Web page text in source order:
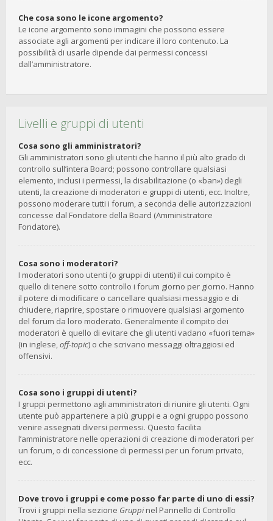
Che cosa sono le icone argomento?
Le icone argomento sono immagini che possono essere
associate agli argomenti per indicare il loro contenuto. La
possibilità di usarle dipende dai permessi concessi
dall’amministratore.
Livelli e gruppi di utenti
Cosa sono gli amministratori?
Gli amministratori sono gli utenti che hanno il più alto grado di
controllo sull’intera Board; possono controllare qualsiasi
elemento, inclusi i permessi, la disabilitazione (o «ban») degli
utenti, la creazione di moderatori e gruppi di utenti, ecc. Inoltre,
possono moderare tutti i forum, a seconda delle autorizzazioni
concesse dal Fondatore della Board (Amministratore
Fondatore).
Cosa sono i moderatori?
I moderatori sono utenti (o gruppi di utenti) il cui compito è
quello di tenere sotto controllo i forum giorno per giorno. Hanno
il potere di modificare o cancellare qualsiasi messaggio e di
chiudere, riaprire, spostare o rimuovere qualsiasi argomento
del forum da loro moderato. Generalmente il compito dei
moderatori è quello di evitare che gli utenti vadano «fuori tema»
(in inglese,off-topic) o che scrivano messaggi oltraggiosi ed
offensivi.
Cosa sono i gruppi di utenti?
I gruppi permettono agli amministratori di riunire gli utenti. Ogni
utente può appartenere a più gruppi e a ogni gruppo possono
venire assegnati diversi permessi. Questo facilita
l’amministratore nelle operazioni di creazione di moderatori per
un forum, o di concessione di permessi per un forum privato,
ecc.
Dove trovo i gruppi e come posso far parte di uno di essi?
Trovi i gruppi nella sezione Gruppinel Pannello di Controllo